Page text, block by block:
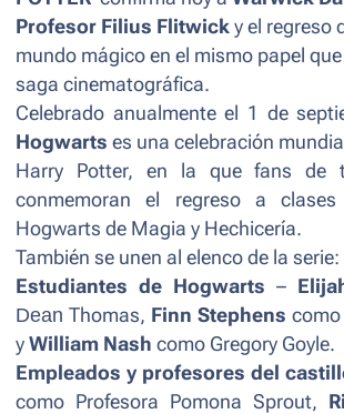
Profesor Filius Flitwick y el regreso
mundo mágico en el mismo papel
saga cinematográfica.
Celebrado anualmente el 1 de
Hogwarts es una celebración
Harry Potter, en la que fans de
conmemoran el regreso a
Hogwarts de Magia y Hechicería.
También se unen al elenco de la serie:
Estudiantes de Hogwarts –
Dean Thomas, Finn Stephens
y William Nash como Gregory Goyle.
Empleados y profesores del
como Profesora Pomona Sprout,